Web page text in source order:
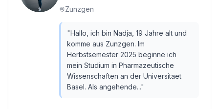
Zunzgen
"Hallo, ich bin Nadja, 19 Jahre alt und
komme aus Zunzgen. Im
Herbstsemester 2025 beginne ich
mein Studium in Pharmazeutische
Wissenschaften an der Universitaet
Basel. Als angehende..."